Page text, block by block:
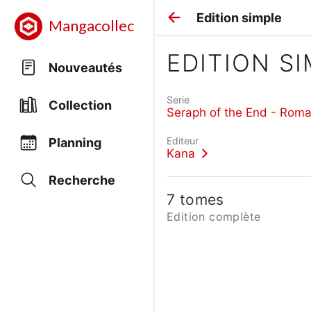
Mangacollec
Nouveautés
Collection
Planning
Recherche
Edition simple
EDITION
Serie
Seraph of the End -
Editeur
Kana
7 tomes
Edition complète